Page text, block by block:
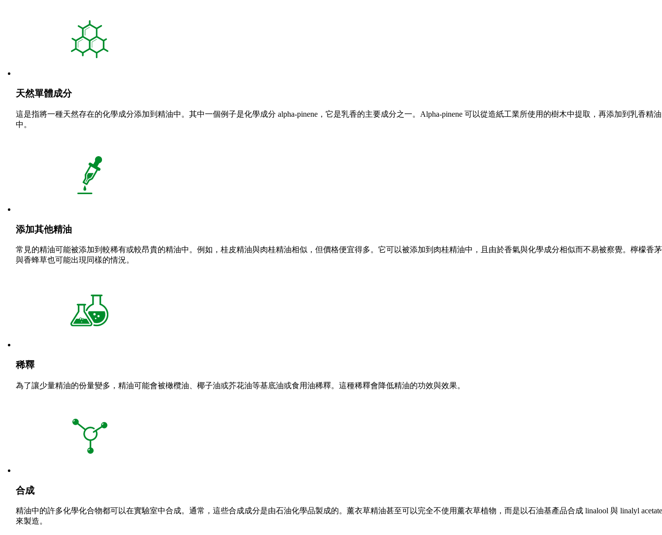
天然單體成分
這是指將一種天然存在的化學成分添加到精油中。其中一個例子是化學成分 alpha-pinene，它是乳香的主要成分之一。Alpha-pinene 可以從造紙工業所使用的樹木中提取，再添加到乳香精油
中。
添加其他精油
常見的精油可能被添加到較稀有或較昂貴的精油中。例如，桂皮精油與肉桂精油相似，但價格便宜得多。它可以被添加到肉桂精油中，且由於香氣與化學成分相似而不易被察覺。檸檬香茅
與香蜂草也可能出現同樣的情況。
稀釋
為了讓少量精油的份量變多，精油可能會被橄欖油、椰子油或芥花油等基底油或食用油稀釋。這種稀釋會降低精油的功效與效果。
合成
精油中的許多化學化合物都可以在實驗室中合成。通常，這些合成成分是由石油化學品製成的。薰衣草精油甚至可以完全不使用薰衣草植物，而是以石油基產品合成 linalool 與 linalyl acetate
來製造。